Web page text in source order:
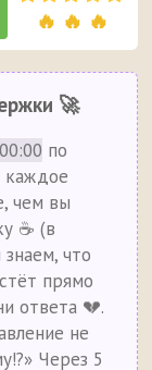
🔥 🔥 🔥
🚀
по
каждое
чем вы
☕ (в
что
прямо
ответа 💔.
не
Через 5